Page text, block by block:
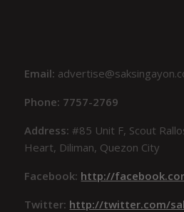
Email:
Phone: 7757-2769
Address:#85 Unit F, Scout
Heart, Diliman, Quezon City
Facebook: http://
Twitter: http://twitter.com/